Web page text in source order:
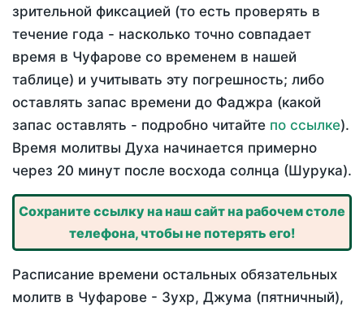
зрительной фиксацией (то есть проверять в
течение года - насколько точно совпадает
время в Чуфарове со временем в нашей
таблице) и учитывать эту погрешность; либо
оставлять запас времени до Фаджра (какой
запас оставлять - подробно читайте по ссылке).
Время молитвы Духа начинается примерно
через 20 минут после восхода солнца (Шурука).
Сохраните ссылку на наш сайт на рабочем столе
телефона, чтобы не потерять его!
Расписание времени остальных обязательных
молитв в Чуфарове - Зухр, Джума (пятничный),